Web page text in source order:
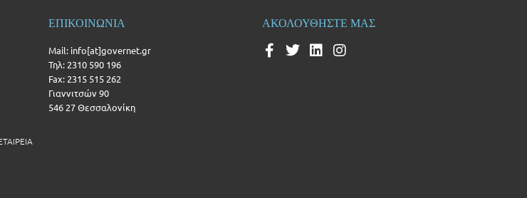
ΕΠΙΚΟΙΝΩΝΙΑ
Mail: info[at]governet.gr
Τηλ: 2310 590 196
Fax: 2315 515 262
Γιαννιτσών 90
546 27 Θεσσαλονίκη
ΑΚΟΛΟΥΘΗΣΤΕ ΜΑΣ